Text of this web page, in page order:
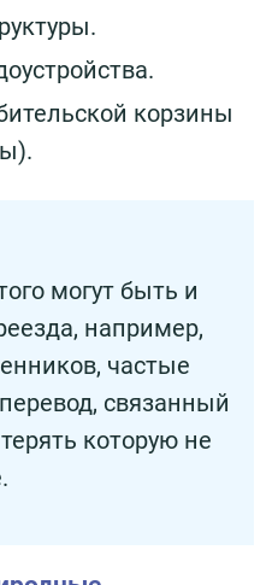
корзины
могут быть и
например,
частые
связанный
которую не